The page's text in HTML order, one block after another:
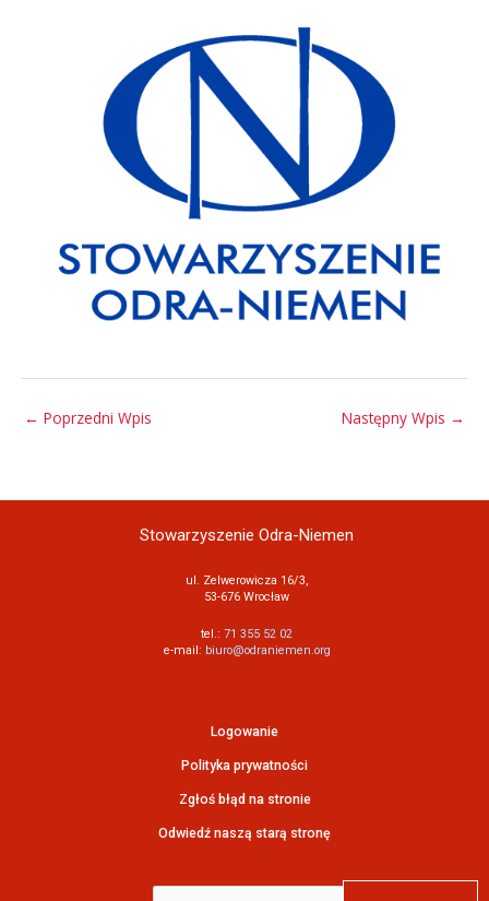
← Poprzedni Wpis Następny Wpis →
Stowarzyszenie Odra-Niemen
ul. Zelwerowicza 16/3,
53-676 Wrocław
tel.: 71 355 52 02
e-mail: biuro@odraniemen.org
Logowanie
Polityka prywatności
Zgłoś błąd na stronie
Odwiedź naszą starą stronę
Szukaj